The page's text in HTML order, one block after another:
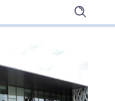
Ouvrir
la